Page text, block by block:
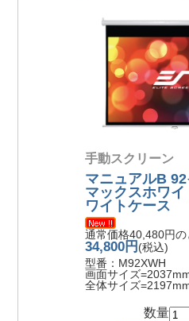
手動スクリーン
マニュアルB
マックスホワ
ワイトケース
通常価格40,480円の
34,800円 (税込)
型番：M92XWH
画面サイズ
全体サイズ
数量